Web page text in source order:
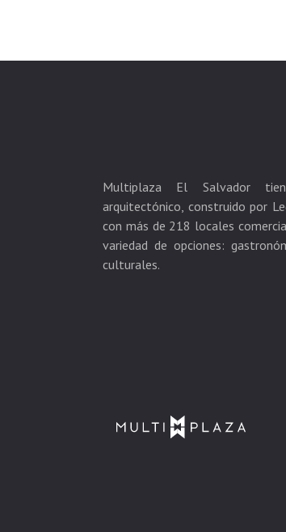
Multiplaza El Salvador
arquitectónico, construido por
con más de 218 locales
variedad de opciones: